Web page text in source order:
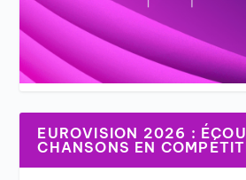
EUROVISION 2026 :
CHANSONS EN